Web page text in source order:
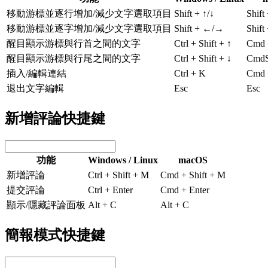
移動游標並逐行增加/減少文字選取項目 Shift + ↑/↓
Shift
移動游標並逐字增加/減少文字選取項目 Shift + ←/→
醒目顯示游標與行首之間的文字
Ctrl + Shift + ↑
Cmd
醒目顯示游標與行尾之間的文字
Ctrl + Shift + ↓
插入/編輯連結
Ctrl + K
Cmd
退出文字編輯
Esc Esc
新增評論快捷鍵
功能 Windows / Linux
macOS
新增評論
Ctrl + Shift + M
Cmd + Shift + M
提交評論
Ctrl + Enter
Cmd + Enter
顯示/隱藏評論面板 Alt + C Alt + C
簡報模式快捷鍵